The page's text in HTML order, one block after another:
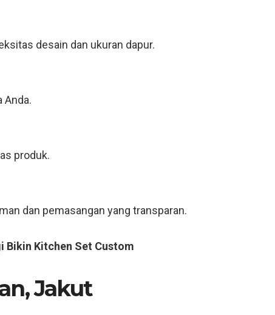
desain dan ukuran dapur.
Anda.
produk.
dan pemasangan yang transparan.
Bikin Kitchen Set Custom
Jakut